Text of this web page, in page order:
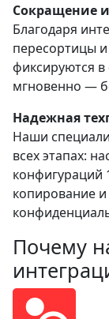
Сокращение
Благодаря
пересортицы
фиксируются
мгновенно —
Надежная
Наши
всех этапах:
конфигураций
копирование
Почему